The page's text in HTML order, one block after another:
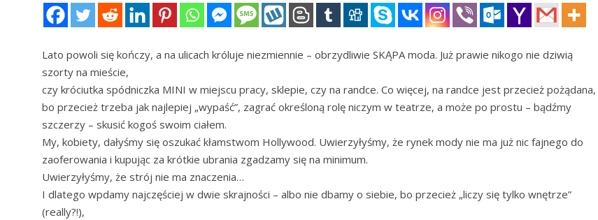
Lato powoli się kończy, a na ulicach króluje niezmiennie – obrzydliwie SKĄPA moda. Już prawie nikogo nie dziwią
szorty na mieście,
czy króciutka spódniczka MINI w miejscu pracy, sklepie, czy na randce. Co więcej, na randce jest przecież pożądana,
bo przecież trzeba jak najlepiej „wypaść”, zagrać określoną rolę niczym w teatrze, a może po prostu – bądźmy
szczerzy – skusić kogoś swoim ciałem.
My, kobiety, dałyśmy się oszukać kłamstwom Hollywood. Uwierzyłyśmy, że rynek mody nie ma już nic fajnego do
zaoferowania i kupując za krótkie ubrania zgadzamy się na minimum.
Uwierzyłyśmy, że strój nie ma znaczenia…
I dlatego wpdamy najczęściej w dwie skrajności – albo nie dbamy o siebie, bo przecież „liczy się tylko wnętrze”
(really?!),